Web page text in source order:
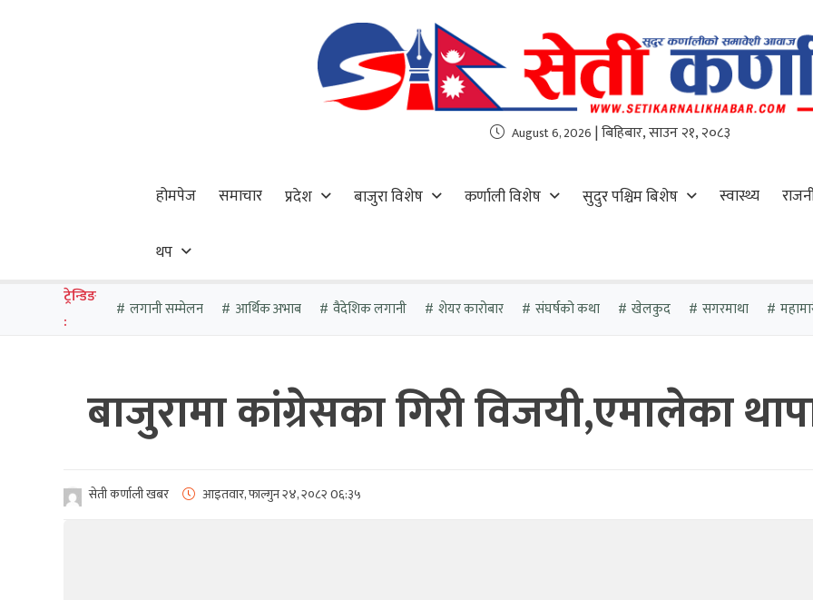
August 6, 2026 | बिहिबार, साउन २१, २०८३
होमपेज समाचार प्रदेश बाजुरा विशेष कर्णाली विशेष सुदुर पश्चिम बिशेष स्वास्थ्य
थप
ट्रेन्डिङ
:
लगानी सम्मेलन आर्थिक अभाब वैदेशिक लगानी शेयर कारोबार संघर्षको कथा खेलकुद सगरमाथा
बाजुरामा कांग्रेसका गिरी विजयी,एमालेका
सेती कर्णाली खबर आइतवार, फाल्गुन २४, २०८२0६:३५